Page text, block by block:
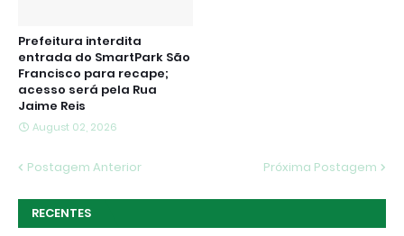
Prefeitura interdita
entrada do SmartPark São
Francisco para recape;
acesso será pela Rua
Jaime Reis
August 02, 2026
Postagem Anterior Próxima Postagem
RECENTES